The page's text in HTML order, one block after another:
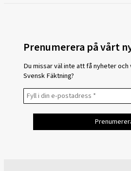
Prenumerera på vårt
Du missar väl inte att få nyheter
Svensk Fäktning?